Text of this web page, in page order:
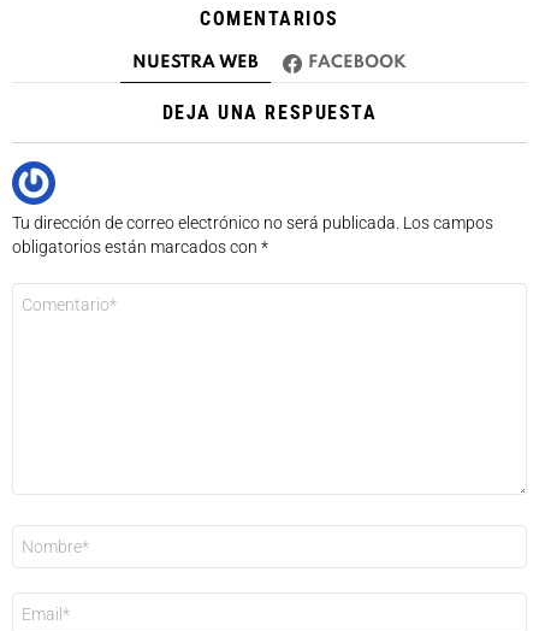
COMENTARIOS
NUESTRA WEB FACEBOOK
DEJA UNA RESPUESTA
Tu dirección de correo electrónico no será publicada. Los campos
obligatorios están marcados con *
electrónico